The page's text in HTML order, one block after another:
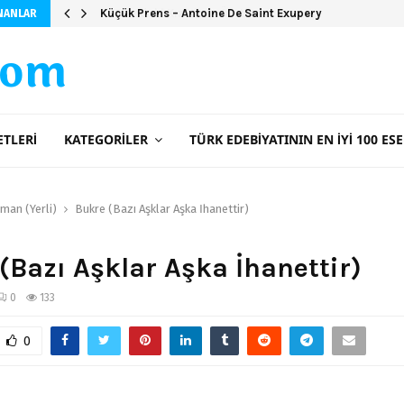
Küçük Prens – Antoine De Saint Exupery
KATEGORILER TÜRK EDEBIYATININ EN İYI 100
(Yerli) Bukre (Bazı Aşklar Aşka İhanettir)
Aşklar Aşka İhanettir)
0 133
0